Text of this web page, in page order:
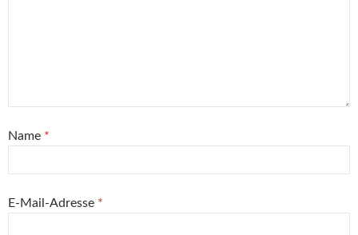
Name *
E-Mail-Adresse *